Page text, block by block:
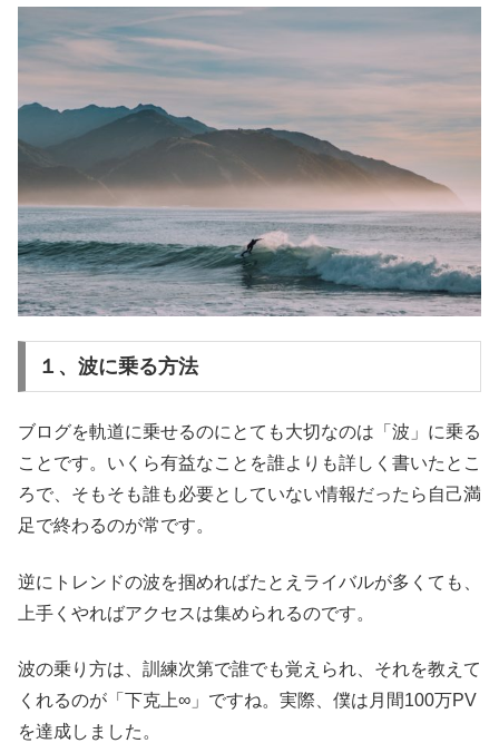
１、波に乗る方法
ブログを軌道に乗せるのにとても大切なのは「波」に乗る
ことです。いくら有益なことを誰よりも詳しく書いたとこ
ろで、そもそも誰も必要としていない情報だったら自己満
足で終わるのが常です。
逆にトレンドの波を掴めればたとえライバルが多くても、
上手くやればアクセスは集められるのです。
波の乗り方は、訓練次第で誰でも覚えられ、それを教えて
くれるのが「下克上∞」ですね。実際、僕は月間100万PV
を達成しました。